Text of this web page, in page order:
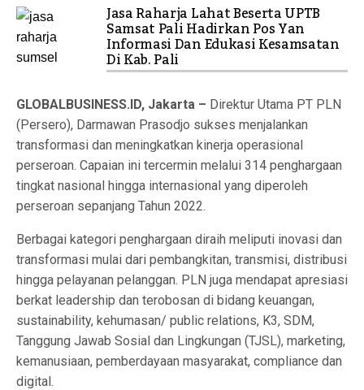
Jasa Raharja Lahat Beserta UPTB
Samsat Pali Hadirkan Pos Yan
Informasi Dan Edukasi Kesamsatan
Di Kab. Pali
GLOBALBUSINESS.ID, Jakarta – Direktur Utama PT PLN
(Persero), Darmawan Prasodjo sukses menjalankan
transformasi dan meningkatkan kinerja operasional
perseroan. Capaian ini tercermin melalui 314 penghargaan
tingkat nasional hingga internasional yang diperoleh
perseroan sepanjang Tahun 2022.
Berbagai kategori penghargaan diraih meliputi inovasi dan
transformasi mulai dari pembangkitan, transmisi, distribusi
hingga pelayanan pelanggan. PLN juga mendapat apresiasi
berkat leadership dan terobosan di bidang keuangan,
sustainability, kehumasan/ public relations, K3, SDM,
Tanggung Jawab Sosial dan Lingkungan (TJSL), marketing,
kemanusiaan, pemberdayaan masyarakat, compliance dan
digital.